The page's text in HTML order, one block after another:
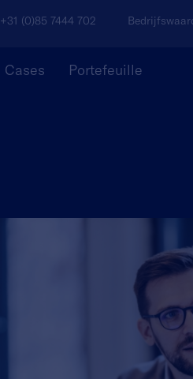
+31 (0)85 7444 702
Cases Portefeuille